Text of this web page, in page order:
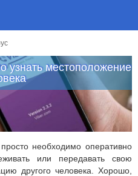
узнать местоположение
необходимо оперативно
или передавать свою
другого человека. Хорошо,